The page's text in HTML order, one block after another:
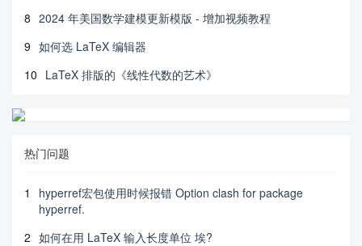
8 2024 年美国数学建模更新模版 - 增加视频教程
9 如何选 LaTeX 编辑器
10 LaTeX 排版的《线性代数的艺术》
热门问题
1
hyperref宏包使用时候报错 Option clash for package
hyperref.
2 如何在用 LaTeX 输入长度单位 埃?